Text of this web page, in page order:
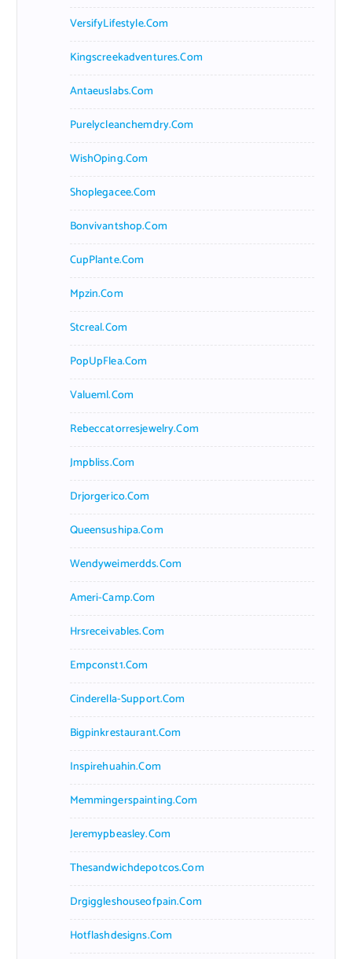
VersifyLifestyle.com
Kingscreekadventures.com
Antaeuslabs.com
Purelycleanchemdry.com
WishOping.com
Shoplegacee.com
Bonvivantshop.com
CupPlante.com
Mpzin.com
Stcreal.com
PopUpFlea.com
Valueml.com
Rebeccatorresjewelry.com
Jmpbliss.com
Drjorgerico.com
Queensushipa.com
Wendyweimerdds.com
Ameri-Camp.com
Hrsreceivables.com
Empconst1.com
Cinderella-Support.com
Bigpinkrestaurant.com
Inspirehuahin.com
Memmingerspainting.com
Jeremypbeasley.com
Thesandwichdepotcos.com
Drgiggleshouseofpain.com
Hotflashdesigns.com